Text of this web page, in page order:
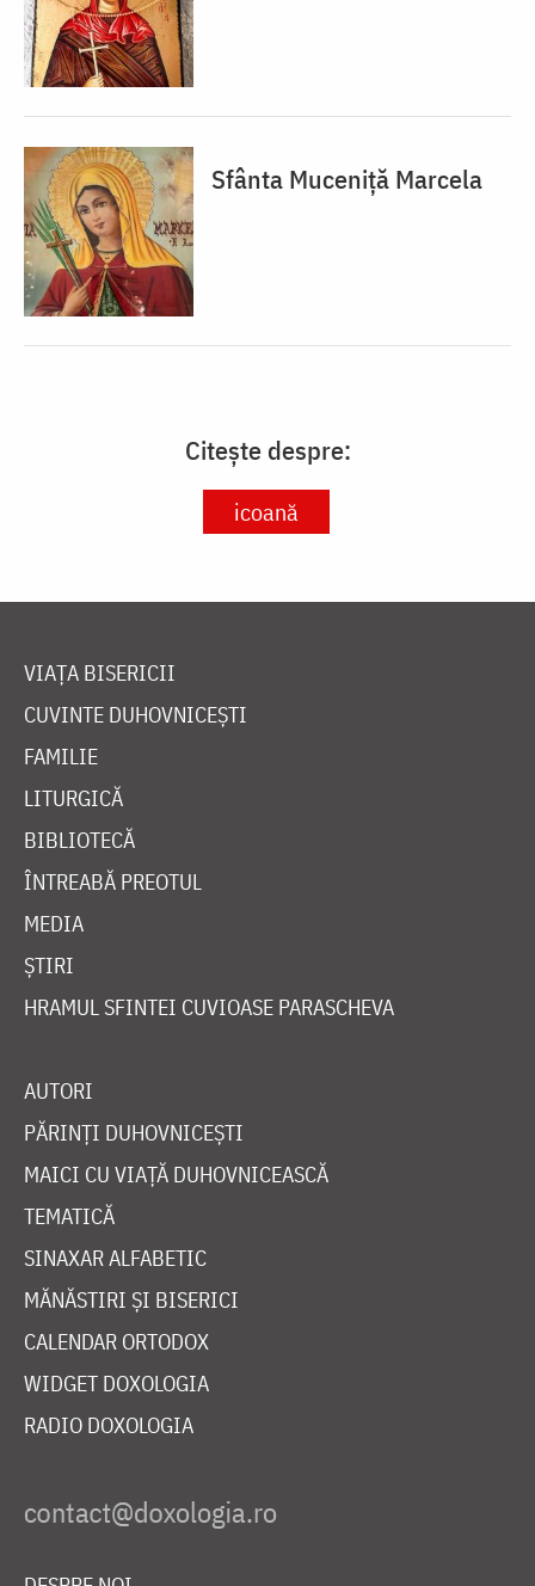
Sfânta Muceniță Marcela
Citește despre:
icoană
VIAȚA BISERICII
CUVINTE DUHOVNICEȘTI
FAMILIE
LITURGICĂ
BIBLIOTECĂ
ÎNTREABĂ PREOTUL
MEDIA
ȘTIRI
HRAMUL SFINTEI CUVIOASE PARASCHEVA
AUTORI
PĂRINȚI DUHOVNICEȘTI
MAICI CU VIAȚĂ DUHOVNICEASCĂ
TEMATICĂ
SINAXAR ALFABETIC
MĂNĂSTIRI ȘI BISERICI
CALENDAR ORTODOX
WIDGET DOXOLOGIA
RADIO DOXOLOGIA